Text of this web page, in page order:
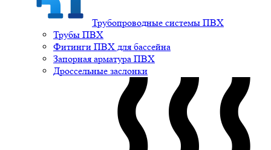
Трубопроводные системы ПВХ
Трубы ПВХ
Фитинги ПВХ для бассейна
Запорная арматура ПВХ
Дроссельные заслонки